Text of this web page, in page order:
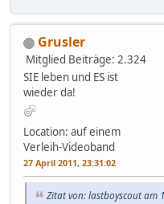
Grusler
Mitglied Beiträge: 2.324
SIE leben und ES ist
wieder da!
Location: auf einem
Verleih-Videoband
27 April 2011, 23:31:02
Zitat von: lastboyscout am